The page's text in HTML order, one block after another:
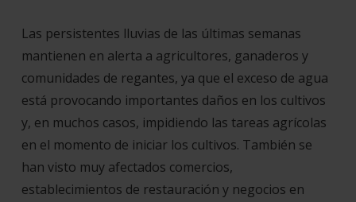
Las persistentes lluvias de las últimas semanas
mantienen en alerta a agricultores, ganaderos y
comunidades de regantes, ya que el exceso de agua
está provocando importantes daños en los cultivos
y, en muchos casos, impidiendo las tareas agrícolas
en el momento de iniciar los cultivos. También se
han visto muy afectados comercios,
establecimientos de restauración y negocios en